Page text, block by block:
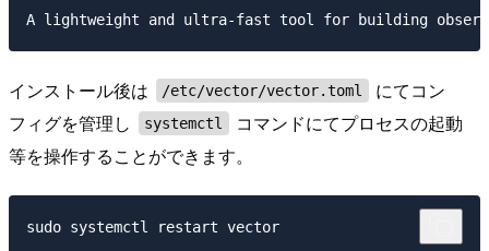
インストール後は /etc/vector/vector.toml
にてコン
フィグを管理し
systemctl
コマンドにてプロセスの起動
等を操作することができます。